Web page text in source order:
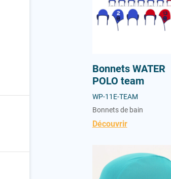
Bonnets WATER
POLO team
WP-11E-TEAM
Bonnets de bain
Découvrir